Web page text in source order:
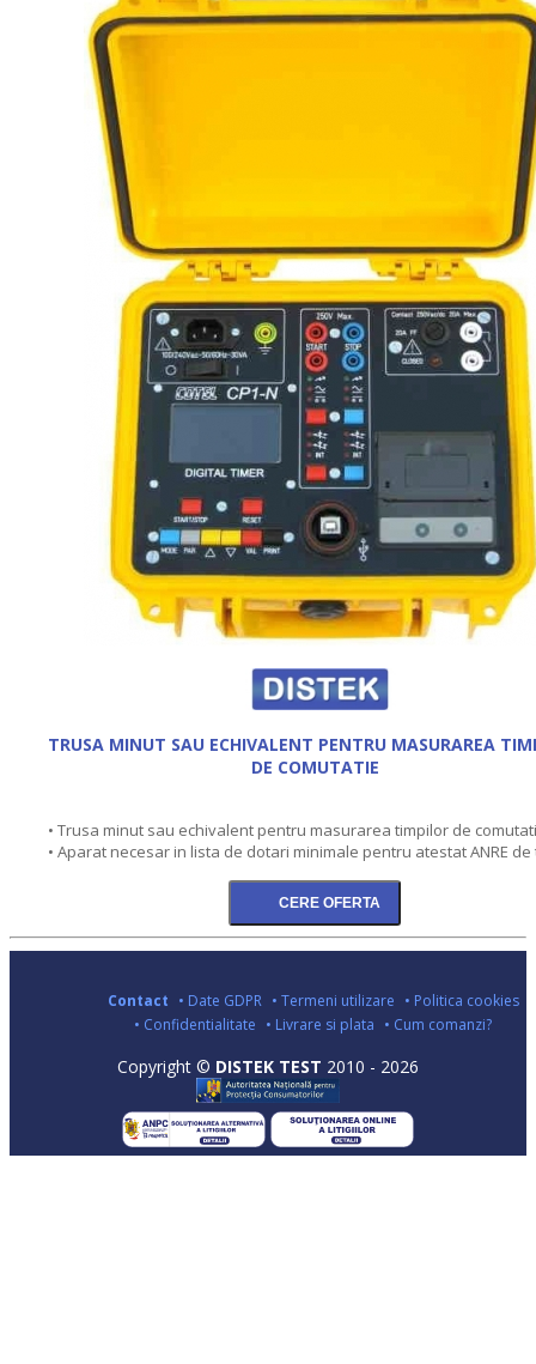
TRUSA MINUT SAU ECHIVALENT PENTRU MASURAREA
DE COMUTATIE
• Trusa minut sau echivalent pentru masurarea timpilor de
• Aparat necesar in lista de dotari minimale pentru atestat ANRE de
Contact • Date GDPR • Termeni utilizare • Politica cookies
• Confidentialitate • Livrare si plata • Cum comanzi?
Copyright © DISTEK TEST 2010 - 2026